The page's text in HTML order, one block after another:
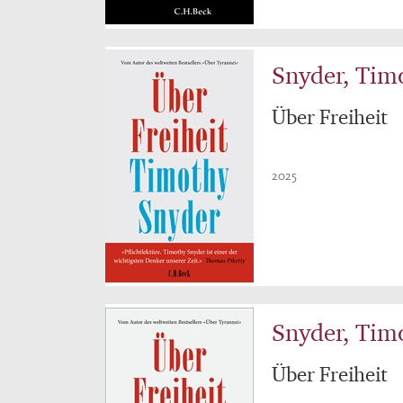
Snyder,
Über Freiheit
2025
Snyder,
Über Freiheit